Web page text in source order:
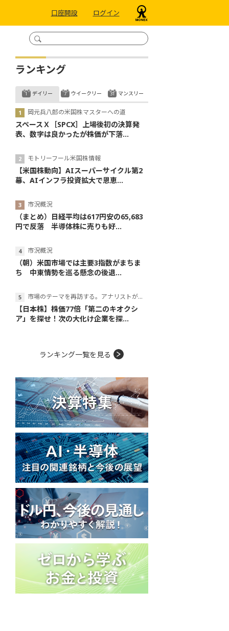
口座開設 ログイン
ランキング
デイリー
岡元兵八郎の米国株マスターへの道
スペースＸ［SPCX］上場後初の決算発
表、数字は良かったが株価が下落...
モトリーフール米国株情報
【米国株動向】AIスーパーサイクル第2
幕、AIインフラ投資拡大で恩恵...
市況概況
（まとめ）日経平均は617円安の65,683
円で反落 半導体株に売りも好...
市況概況
（朝）米国市場では主要3指数がまちま
ち 中東情勢を巡る懸念の後退...
市場のテーマを再訪する。アナリストが読み解くテーマの本質
【日本株】株価77倍「第二のキオクシ
ア」を探せ！次の大化け企業を探...
ウイークリー マンスリー
ランキング一覧を見る